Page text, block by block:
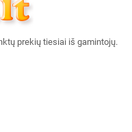
prekių tiesiai iš gamintojų.